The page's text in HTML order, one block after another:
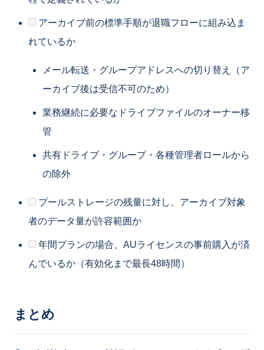
アーカイブ前の標準手順が退職フローに組み込ま
れているか
メール転送・グループアドレスへの切り替え（ア
ーカイブ後は受信不可のため）
業務継続に必要なドライブファイルのオーナー移
管
共有ドライブ・グループ・各種管理者ロールから
の除外
プールストレージの残量に対し、アーカイブ対象
者のデータ量が許容範囲か
年間プランの場合、AUライセンスの事前購入が済
んでいるか（有効化まで最長48時間）
まとめ